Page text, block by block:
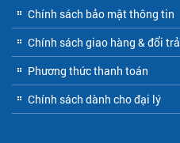
Chính sách bảo mật thông tin
Chính sách giao hàng & đổi trả
Phương thức thanh toán
Chính sách dành cho đại lý